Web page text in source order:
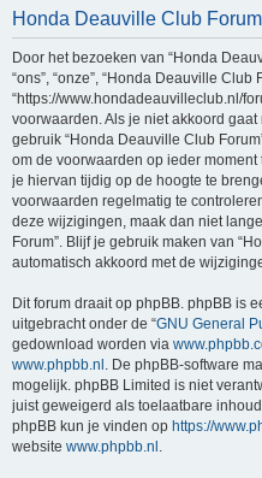
Honda Deauville Club
Door het bezoeken van “Honda
“ons”, “onze”, “Honda Deauville Club
“https://www.hondadeauvilleclub.nl/
voorwaarden. Als je niet akkoord
gebruik “Honda Deauville Club
om de voorwaarden op ieder
je hiervan tijdig op de hoogte te
voorwaarden regelmatig te
deze wijzigingen, maak dan niet
Forum”. Blijf je gebruik maken van
automatisch akkoord met de
Dit forum draait op phpBB. phpBB is
uitgebracht onder de “GNU General
gedownload worden via
www.phpbb.nl . De phpBB-software
mogelijk. phpBB Limited is niet
juist geweigerd als toelaatbare
phpBB kun je vinden op https://
website www.phpbb.nl .